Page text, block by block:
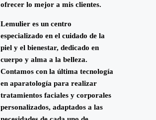
ofrecer lo mejor a mis clientes.
Lemulier es un centro
especializado en el cuidado de la
piel y el bienestar, dedicado en
cuerpo y alma a la belleza.
Contamos con la última tecnología
en aparatología para realizar
tratamientos faciales y corporales
personalizados, adaptados a las